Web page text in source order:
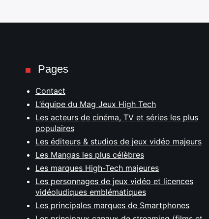
Pages
Contact
L’équipe du Mag Jeux High Tech
Les acteurs de cinéma, TV et séries les plus
populaires
Les éditeurs & studios de jeux vidéo majeurs
Les Mangas les plus célèbres
Les marques High-Tech majeures
Les personnages de jeux vidéo et licences
vidéoludiques emblématiques
Les principales marques de Smartphones